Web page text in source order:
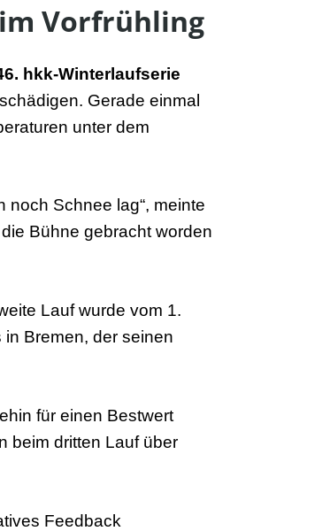
Vorfrühling
hkk-Winterlaufserie
Gerade einmal
unter dem
noch Schnee lag“, meinte
Bühne gebracht worden
Lauf wurde vom 1.
Bremen, der seinen
für einen Bestwert
beim dritten Lauf über
Feedback